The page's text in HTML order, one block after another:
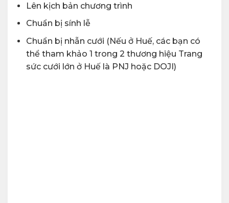
Lên kịch bản chương trình
Chuẩn bị sính lễ
Chuẩn bị nhẫn cưới (Nếu ở Huế, các bạn có
thể tham khảo 1 trong 2 thương hiệu Trang
sức cưới lớn ở Huế là PNJ hoặc DOJI)